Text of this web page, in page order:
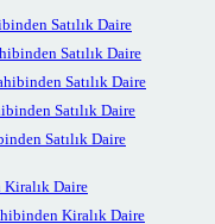
Satılık Daire
Satılık Daire
Satılık Daire
Satılık Daire
Satılık Daire
Kiralık Daire
Kiralık Daire